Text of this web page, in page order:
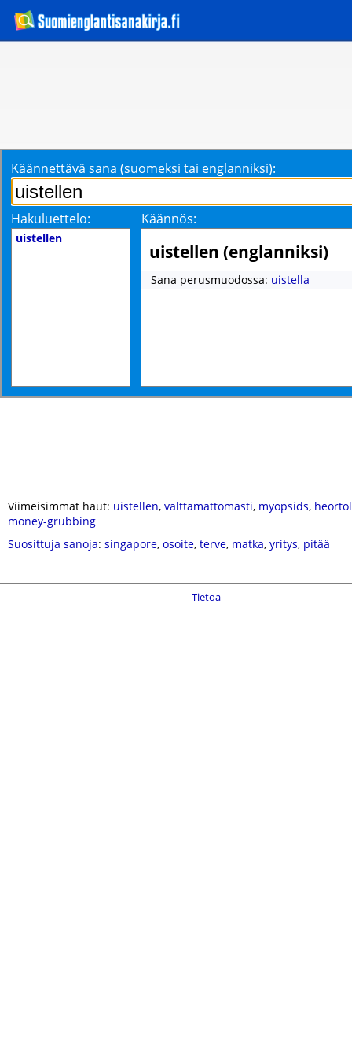
Käännettävä sana (suomeksi tai englanniksi):
Hakuluettelo: Käännös:
uistellen
uistellen (englanniksi)
Sana perusmuodossa: uistella
Viimeisimmät haut: uistellen, välttämättömästi, myopsids,
money-grubbing
Suosittuja sanoja: singapore, osoite, terve, matka, yritys, pitää
Tietoa